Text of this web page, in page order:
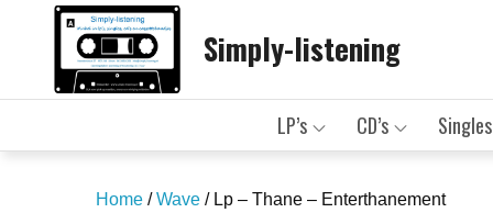
Simply-listening
LP’s CD’s Singles
Home /Wave / Lp – Thane – Enterthanement